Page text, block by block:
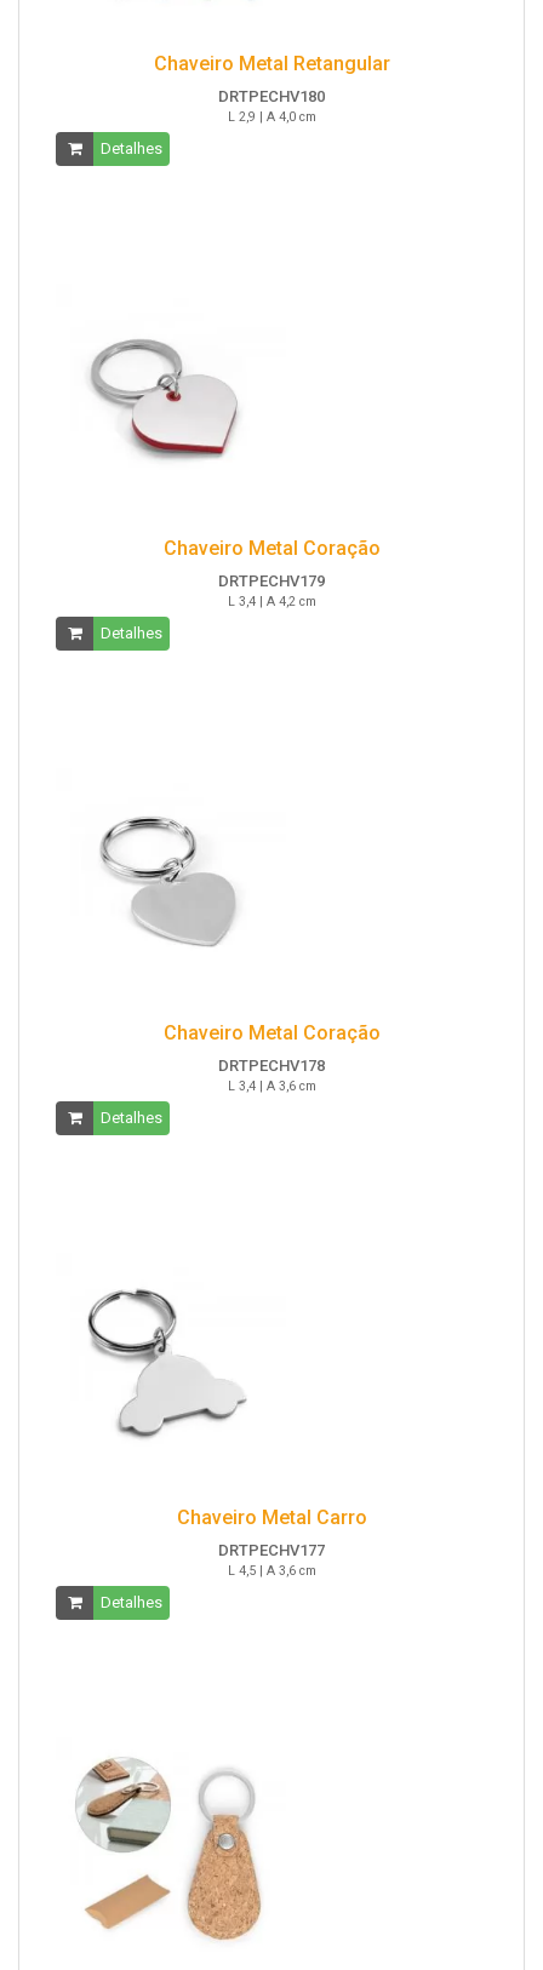
Chaveiro Metal Retangular
DRTPECHV180
L 2,9 | A 4,0 cm
Detalhes
Chaveiro Metal Coração
DRTPECHV179
L 3,4 | A 4,2 cm
Detalhes
Chaveiro Metal Coração
DRTPECHV178
L 3,4 | A 3,6 cm
Detalhes
Chaveiro Metal Carro
DRTPECHV177
L 4,5 | A 3,6 cm
Detalhes